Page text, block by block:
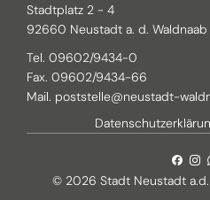
Stadtplatz 2 - 4
92660 Neustadt a. d. Waldnaab
Tel. 09602/9434-0
Fax. 09602/9434-66
Mail. poststelle@neustadt-
© 2026 Stadt Neustadt a.d.